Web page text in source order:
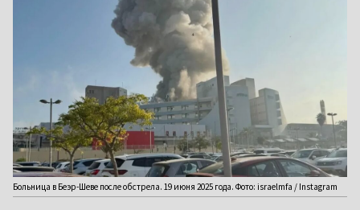
Больница в Беэр-Шеве после обстрела. 19 июня 2025 года. Фото: israelmfa / Instagram